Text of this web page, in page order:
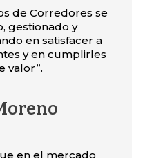
de Corredores se
gestionado y
en satisfacer a
y en cumplirles
valor”.
en el mercado